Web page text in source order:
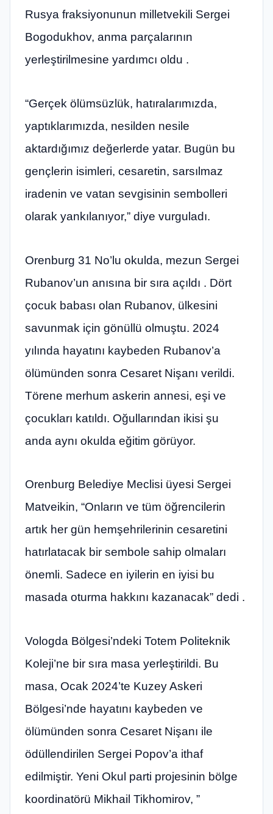
Rusya fraksiyonunun milletvekili Sergei
Bogodukhov, anma parçalarının
yerleştirilmesine yardımcı oldu .
“Gerçek ölümsüzlük, hatıralarımızda,
yaptıklarımızda, nesilden nesile
aktardığımız değerlerde yatar. Bugün bu
gençlerin isimleri, cesaretin, sarsılmaz
iradenin ve vatan sevgisinin sembolleri
olarak yankılanıyor,” diye vurguladı.
Orenburg 31 No’lu okulda, mezun Sergei
Rubanov’un anısına bir sıra açıldı . Dört
çocuk babası olan Rubanov, ülkesini
savunmak için gönüllü olmuştu. 2024
yılında hayatını kaybeden Rubanov’a
ölümünden sonra Cesaret Nişanı verildi.
Törene merhum askerin annesi, eşi ve
çocukları katıldı. Oğullarından ikisi şu
anda aynı okulda eğitim görüyor.
Orenburg Belediye Meclisi üyesi Sergei
Matveikin, “Onların ve tüm öğrencilerin
artık her gün hemşehrilerinin cesaretini
hatırlatacak bir sembole sahip olmaları
önemli. Sadece en iyilerin en iyisi bu
masada oturma hakkını kazanacak” dedi .
Vologda Bölgesi’ndeki Totem Politeknik
Koleji’ne bir sıra masa yerleştirildi. Bu
masa, Ocak 2024’te Kuzey Askeri
Bölgesi’nde hayatını kaybeden ve
ölümünden sonra Cesaret Nişanı ile
ödüllendirilen Sergei Popov’a ithaf
edilmiştir. Yeni Okul parti projesinin bölge
koordinatörü Mikhail Tikhomirov, ”